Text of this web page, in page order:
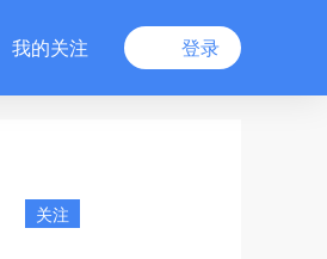
我的关注 登录
关注